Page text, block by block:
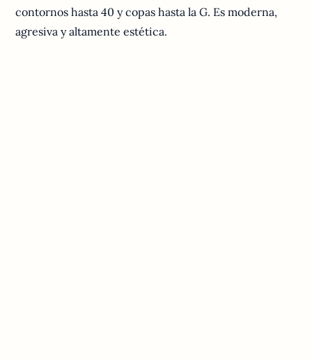
contornos hasta 40 y copas hasta la G. Es moderna,
agresiva y altamente estética.